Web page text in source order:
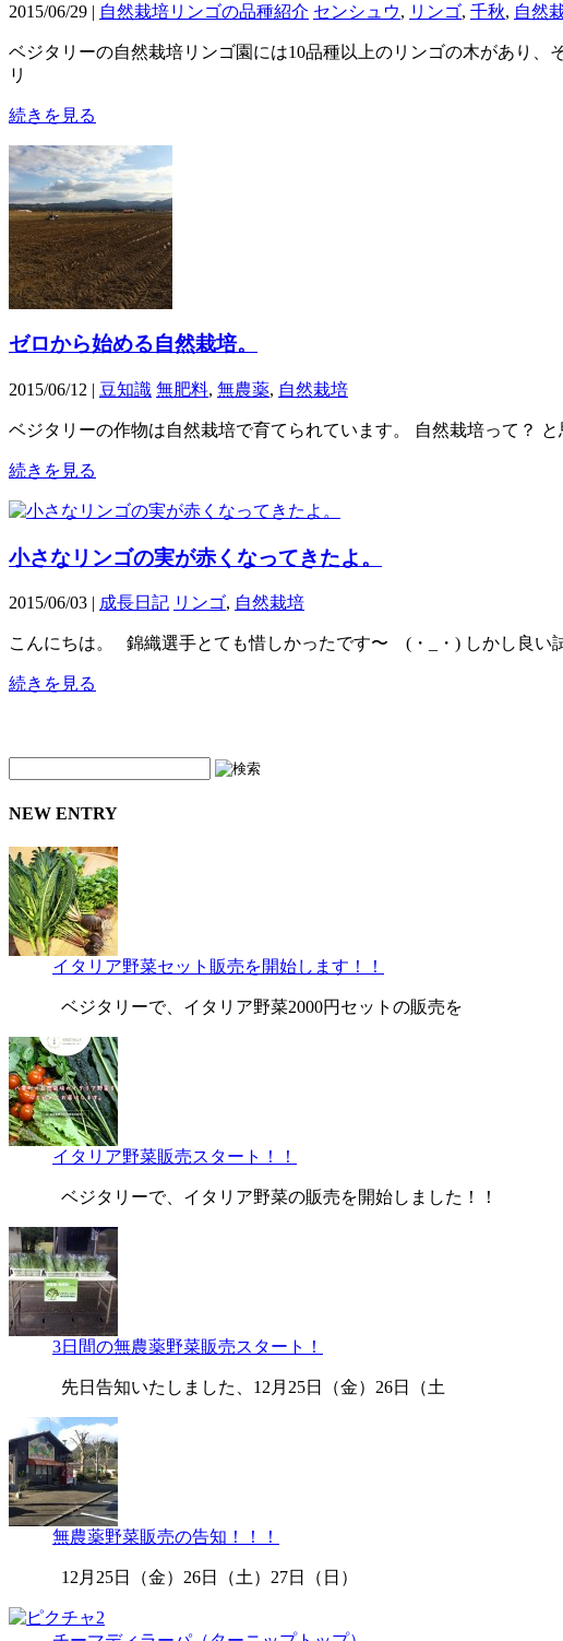
2015/06/29 | 自然栽培リンゴの品種紹介 センシュウ, リンゴ, 千秋, 自然
ベジタリーの自然栽培リンゴ園には10品種以上のリンゴの木があり
リ
続きを見る
ゼロから始める自然栽培。
2015/06/12 | 豆知識 無肥料, 無農薬, 自然栽培
ベジタリーの作物は自然栽培で育てられています。 自然栽培って？
続きを見る
小さなリンゴの実が赤くなってきたよ。
2015/06/03 | 成長日記 リンゴ, 自然栽培
こんにちは。 錦織選手とても惜しかったです〜 (・_・) しかし良い
続きを見る
NEW ENTRY
イタリア野菜セット販売を開始します！！
ベジタリーで、イタリア野菜2000円セットの販売を
イタリア野菜販売スタート！！
ベジタリーで、イタリア野菜の販売を開始しました！！
3日間の無農薬野菜販売スタート！
先日告知いたしました、12月25日（金）26日（土
無農薬野菜販売の告知！！！
12月25日（金）26日（土）27日（日）